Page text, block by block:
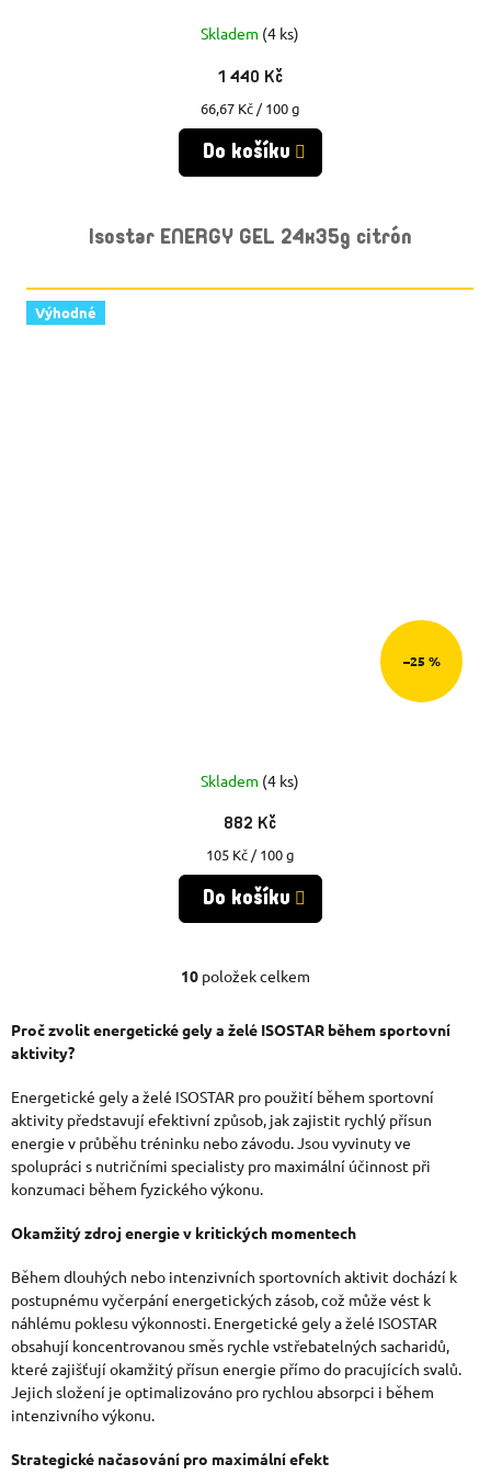
Skladem (4 ks)
1 440 Kč
Měrná
cena:
66,67 Kč / 100 g
Do košíku
Isostar ENERGY GEL 24x35g citrón
Výhodné
–25 %
Skladem (4 ks)
882 Kč
Měrná
cena:
105 Kč / 100 g
Do košíku
O
V
Á
D
A
Í
P
R
V
K
V
10 položek celkem
Proč zvolit energetické gely a želé ISOSTAR během sportovní
aktivity?
Energetické gely a želé ISOSTAR pro použití během sportovní
aktivity představují efektivní způsob, jak zajistit rychlý přísun
energie v průběhu tréninku nebo závodu. Jsou vyvinuty ve
spolupráci s nutričními specialisty pro maximální účinnost při
konzumaci během fyzického výkonu.
Okamžitý zdroj energie v kritických momentech
Během dlouhých nebo intenzivních sportovních aktivit dochází k
postupnému vyčerpání energetických zásob, což může vést k
náhlému poklesu výkonnosti. Energetické gely a želé ISOSTAR
obsahují koncentrovanou směs rychle vstřebatelných sacharidů,
které zajišťují okamžitý přísun energie přímo do pracujících svalů.
Jejich složení je optimalizováno pro rychlou absorpci i během
intenzivního výkonu.
Strategické načasování pro maximální efekt